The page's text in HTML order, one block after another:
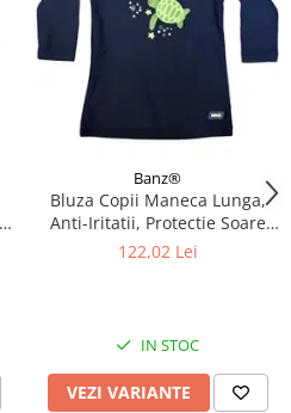
Banz®
Bluza Copii Maneca Lunga,
Anti-Iritatii, Protectie Soare
UPF50+, Turttle, Diverse
122,02 Lei
IN STOC
VEZI VARIANTE